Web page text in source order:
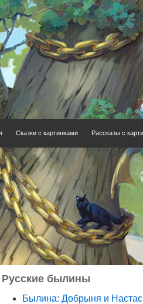
Сказки с картинками Рассказы с
Русские былины
Былина: Добрыня и